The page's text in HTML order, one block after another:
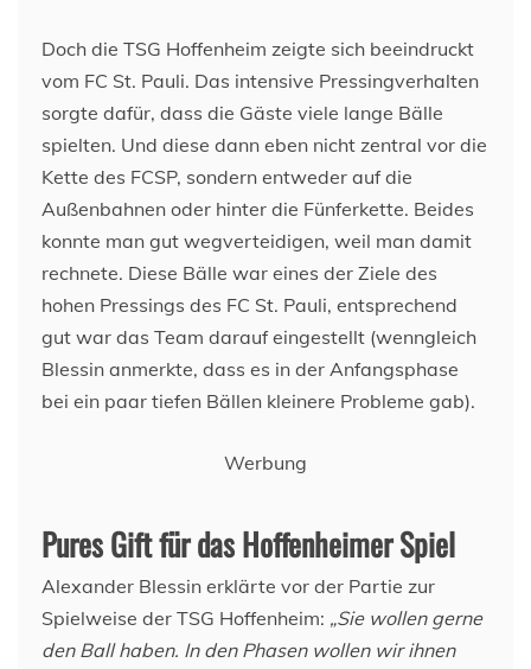
Doch die TSG Hoffenheim zeigte sich beeindruckt
vom FC St. Pauli. Das intensive Pressingverhalten
sorgte dafür, dass die Gäste viele lange Bälle
spielten. Und diese dann eben nicht zentral vor die
Kette des FCSP, sondern entweder auf die
Außenbahnen oder hinter die Fünferkette. Beides
konnte man gut wegverteidigen, weil man damit
rechnete. Diese Bälle war eines der Ziele des
hohen Pressings des FC St. Pauli, entsprechend
gut war das Team darauf eingestellt (wenngleich
Blessin anmerkte, dass es in der Anfangsphase
bei ein paar tiefen Bällen kleinere Probleme gab).
Werbung
Pures Gift für das Hoffenheimer Spiel
Alexander Blessin erklärte vor der Partie zur
Spielweise der TSG Hoffenheim: „Sie wollen gerne
den Ball haben. In den Phasen wollen wir ihnen